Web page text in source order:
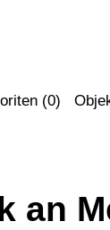
(0)
an